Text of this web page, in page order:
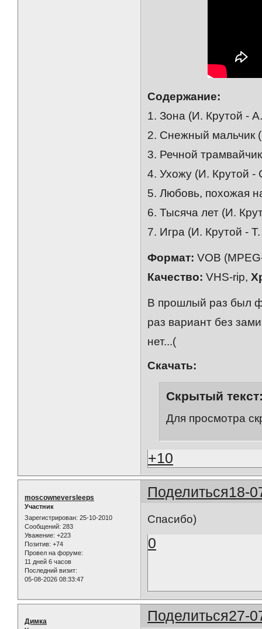
Содержание:
1. Зона (И. Крутой -
2. Снежный мальчик
3. Речной
4. Ухожу (И. Крутой
5. Любовь, похожая
6. Тысяча лет (И.
7. Игра (И. Крутой -
Формат: VOB
Качество: VHS-rip,
В прошлый раз был
раз вариант без
нет...(
Скачать:
Скрытый
Для просмотра
+10
Поделиться18-
moscowneversleeps
Участник
Зарегистрирован: 25-10-2010
Сообщений: 283
Уважение: +223
Позитив: +74
Провел на форуме:
11 дней 6 часов
Последний визит:
05-08-2026 08:33:47
Спасибо)
0
Поделиться27-
Димка